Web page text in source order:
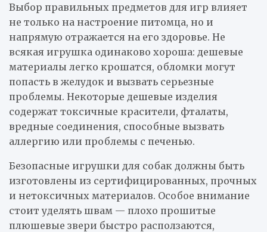
Выбор правильных предметов для игр влияет
не только на настроение питомца, но и
напрямую отражается на его здоровье. Не
всякая игрушка одинаково хороша: дешевые
материалы легко крошатся, обломки могут
попасть в желудок и вызвать серьезные
проблемы. Некоторые дешевые изделия
содержат токсичные красители, фталаты,
вредные соединения, способные вызвать
аллергию или проблемы с печенью.
Безопасные игрушки для собак должны быть
изготовлены из сертифицированных, прочных
и нетоксичных материалов. Особое внимание
стоит уделять швам — плохо прошитые
плюшевые звери быстро расползаются,